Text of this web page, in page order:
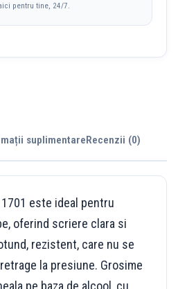
pentru tine, 24/7.
suplimentareRecenzii (0)
este ideal pentru
oferind scriere clara si
rezistent, care nu se
la presiune. Grosime
pe baza de alcool, cu